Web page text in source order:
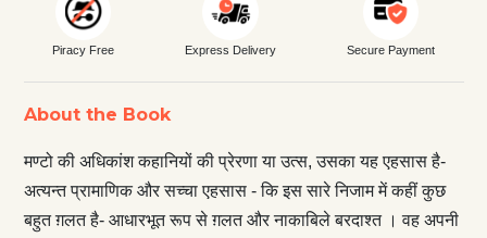
Piracy Free Express Delivery Secure Payment
About the Book
मण्टो की अधिकांश कहानियों की प्रेरणा या उत्स, उसका यह एहसास है-
अत्यन्त प्रामाणिक और सच्चा एहसास - कि इस सारे निजाम में कहीं कुछ
बहुत ग़लत है- आधारभूत रूप से ग़लत और नाकाबिले बरदाश्त । वह अपनी